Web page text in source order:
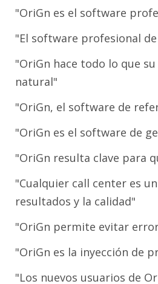
"OriGn es el software
"El software profesional
"OriGn hace todo lo que
natural"
"OriGn, el software de
"OriGn es el software de
"OriGn resulta clave para
"Cualquier call center es
resultados y la calidad"
"OriGn permite evitar
"OriGn es la inyección de
"Los nuevos usuarios de